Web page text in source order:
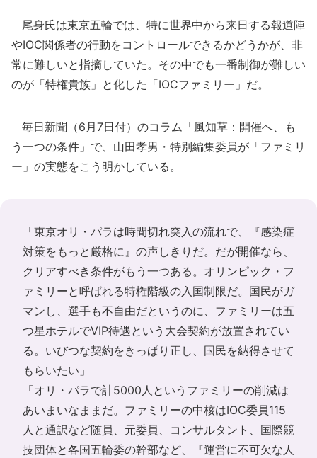
尾身氏は東京五輪では、特に世界中から来日する報道陣
やIOC関係者の行動をコントロールできるかどうかが、非
常に難しいと指摘していた。その中でも一番制御が難しい
のが「特権貴族」と化した「IOCファミリー」だ。
毎日新聞（6月7日付）のコラム「風知草：開催へ、も
う一つの条件」で、山田孝男・特別編集委員が「ファミリ
ー」の実態をこう明かしている。
「東京オリ・パラは時間切れ突入の流れで、『感染症
対策をもっと厳格に』の声しきりだ。だが開催なら、
クリアすべき条件がもう一つある。オリンピック・フ
ァミリーと呼ばれる特権階級の入国制限だ。国民がガ
マンし、選手も不自由だというのに、ファミリーは五
つ星ホテルでVIP待遇という大会契約が放置されてい
る。いびつな契約をきっぱり正し、国民を納得させて
もらいたい」
「オリ・パラで計5000人というファミリーの削減は
あいまいなままだ。ファミリーの中核はIOC委員115
人と通訳など随員、元委員、コンサルタント、国際競
技団体と各国五輪委の幹部など、『運営に不可欠な人